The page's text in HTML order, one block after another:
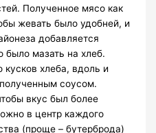
Полученное мясо как
жевать было удобней, и
добавляется
было мазать на хлеб.
кусков хлеба, вдоль и
соусом.
вкус был более
в центр каждого
(проще – бутерброда)